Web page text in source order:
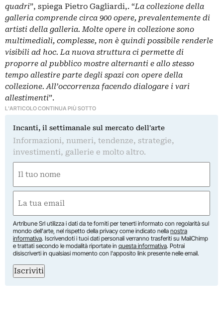
quadri”, spiega Pietro Gagliardi,. “La collezione della
galleria comprende circa 900 opere, prevalentemente di
artisti della galleria. Molte opere in collezione sono
multimediali, complesse, non è quindi possibile renderle
visibili ad hoc. La nuova struttura ci permette di
proporre al pubblico mostre alternanti e allo stesso
tempo allestire parte degli spazi con opere della
collezione. All’occorrenza facendo dialogare i vari
allestimenti”.
L'ARTICOLO CONTINUA PIÙ SOTTO
Incanti, il settimanale sul mercato dell'arte
Informazioni, numeri, tendenze, strategie,
investimenti, gallerie e molto altro.
(Required)
First
(Required)
Artribune Srl utilizza i dati da te forniti per tenerti informato con regolarità sul
mondo dell'arte, nel rispetto della privacy come indicato nella nostra
informativa. Iscrivendoti i tuoi dati personali verranno trasferiti su MailChimp
e trattati secondo le modalità riportate in questa informativa. Potrai
disiscriverti in qualsiasi momento con l'apposito link presente nelle email.
Iscriviti